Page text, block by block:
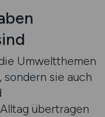
Umweltthemen
sie auch
übertragen